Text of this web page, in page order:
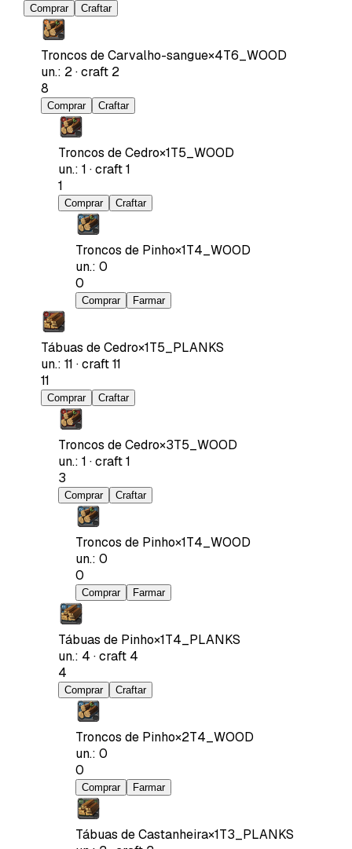
Comprar Craftar
Troncos de Carvalho-sangue×4T6_WOOD
un.: 2·craft 2
8
Comprar Craftar
Troncos de Cedro×1T5_WOOD
un.: 1 ·craft1
1
Comprar Craftar
Troncos de Pinho×1T4_WOOD
un.: 0
0
Comprar Farmar
Tábuas de Cedro×1T5_PLANKS
un.: 11 ·craft11
11
Comprar Craftar
Troncos de Cedro×3T5_WOOD
un.: 1 ·craft1
3
Comprar Craftar
Troncos de Pinho×1T4_WOOD
un.: 0
0
Comprar Farmar
Tábuas de Pinho×1T4_PLANKS
un.: 4 ·craft 4
4
Comprar Craftar
Troncos de Pinho×2T4_WOOD
un.: 0
0
Comprar Farmar
Tábuas de Castanheira×1T3_PLANKS